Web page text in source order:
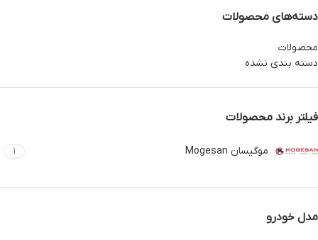
دسته‌های محصولات
محصولات
دسته بندی نشده
فیلتر برند محصولات
موگیسان Mogesan 1
مدل خودرو